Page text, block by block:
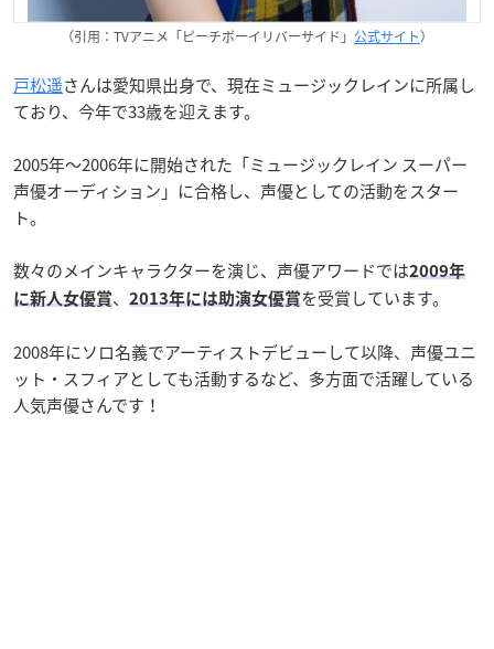
（引用：TVアニメ「ピーチボーイリバーサイド」 公式サイト）
戸松遥さんは愛知県出身で、現在ミュージックレインに所属し
ており、今年で33歳を迎えます。
2005年〜2006年に開始された「ミュージックレイン スーパー
声優オーディション」に合格し、声優としての活動をスター
ト。
数々のメインキャラクターを演じ、声優アワードでは2009年
に新人女優賞、 2013年には助演女優賞を受賞しています。
2008年にソロ名義でアーティストデビューして以降、声優ユニ
ット・スフィアとしても活動するなど、多方面で活躍している
人気声優さんです！